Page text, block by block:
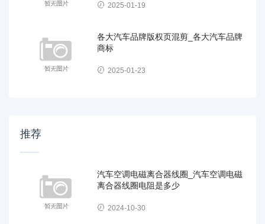
2025-01-19
各大汽车品牌版权页混剪_各大汽车品牌
商标
2025-01-23
推荐
汽车空调电磁离合器线圈_汽车空调电磁
离合器线圈电阻是多少
2024-10-30